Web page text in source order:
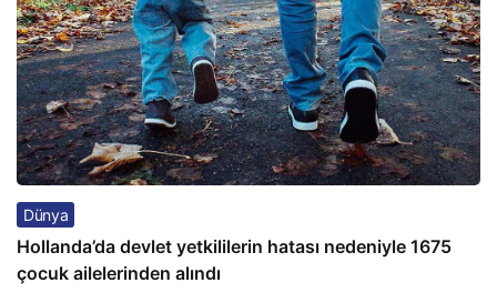
Dünya
Hollanda’da devlet yetkililerin hatası nedeniyle 1675
çocuk ailelerinden alındı